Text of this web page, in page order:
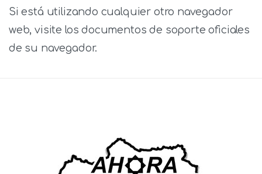
Si está utilizando cualquier otro navegador
web, visite los documentos de soporte oficiales
de su navegador.